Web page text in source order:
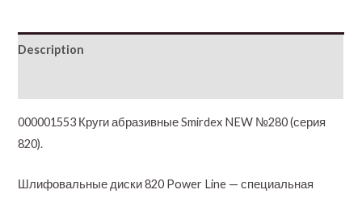
Description
000001553 Круги абразивные Smirdex NEW №280 (серия
820).
Шлифовальные диски 820 Power Line — специальная